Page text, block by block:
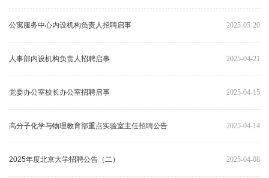
2025-05-20
公寓服务中心内设机构负责人招聘启事
2025-04-21
人事部内设机构负责人招聘启事
2025-04-15
党委办公室校长办公室招聘启事
2025-04-14
高分子化学与物理教育部重点实验室主任招聘公告
2025-04-08
2025年度北京大学招聘公告（二）